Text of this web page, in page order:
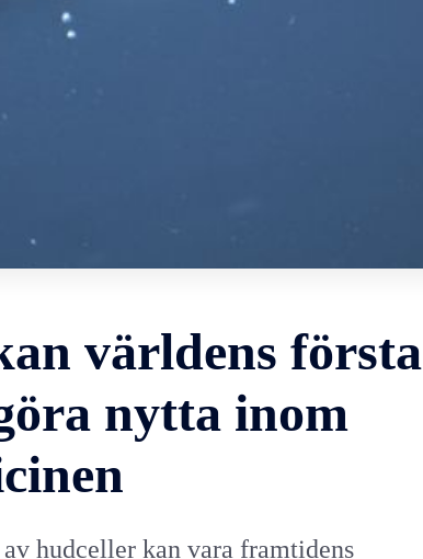
världens första
nytta inom
hudceller kan vara framtidens